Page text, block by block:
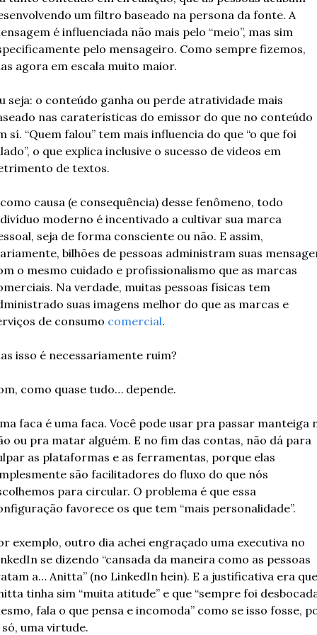
um filtro baseado na persona da fonte. A
é influenciada não mais pelo “meio”, mas sim
pelo mensageiro. Como sempre fizemos,
agora em escala muito maior.
seja: o conteúdo ganha ou perde atratividade mais
nas caraterísticas do emissor do que no conteúdo
sí. “Quem falou” tem mais influencia do que “o que foi
o que explica inclusive o sucesso de videos em
de textos.
causa (e consequência) desse fenômeno, todo
moderno é incentivado a cultivar sua marca
seja de forma consciente ou não. E assim,
bilhões de pessoas administram suas
o mesmo cuidado e profissionalismo que as marcas
Na verdade, muitas pessoas físicas tem
suas imagens melhor do que as marcas e
de consumo comercial.
isso é necessariamente ruim?
como quase tudo… depende.
faca é uma faca. Você pode usar pra passar manteiga
ou pra matar alguém. E no fim das contas, não dá para
as plataformas e as ferramentas, porque elas
são facilitadores do fluxo do que nós
para circular. O problema é que essa
favorece os que tem “mais personalidade”.
exemplo, outro dia achei engraçado uma executiva no
se dizendo “cansada da maneira como as pessoas
a… Anitta” (no LinkedIn hein). E a justificativa era
tinha sim “muita atitude” e que “sempre foi
fala o que pensa e incomoda” como se isso fosse,
uma virtude.